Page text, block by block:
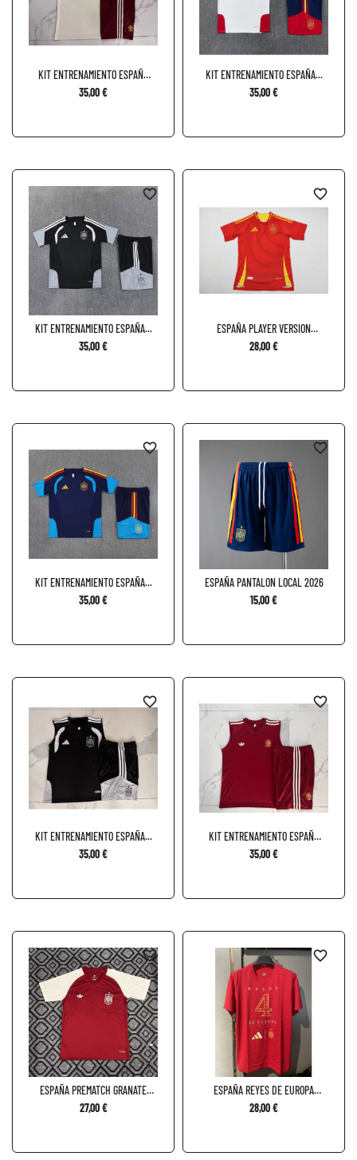
KIT ENTRENAMIENTO ESPAÑA
X...
35,00 €
KIT ENTRENAMIENTO ESPAÑA...
35,00 €
KIT ENTRENAMIENTO ESPAÑA...
35,00 €
favorite_border
ESPAÑA PLAYER VERSION
LOCAL...
28,00 €
favorite_border
KIT ENTRENAMIENTO ESPAÑA...
35,00 €
favorite_border
ESPAÑA PANTALON LOCAL 2026
15,00 €
favorite_border
KIT ENTRENAMIENTO ESPAÑA...
35,00 €
favorite_border
KIT ENTRENAMIENTO ESPAÑA
X...
35,00 €
favorite_border
ESPAÑA PREMATCH GRANATE
2026
27,00 €
favorite_border
ESPAÑA REYES DE EUROPA
ROJA
28,00 €
favorite_border